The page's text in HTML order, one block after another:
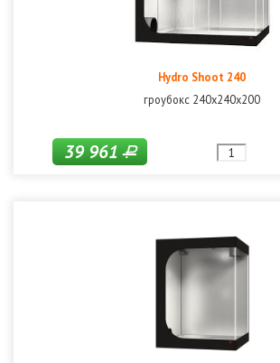
Hydro Shoot 240
гроубокс 240х240х200
39 961Р